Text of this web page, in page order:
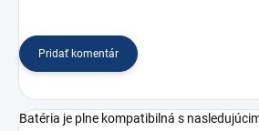
Pridať komentár
Batéria je plne kompatibilná s